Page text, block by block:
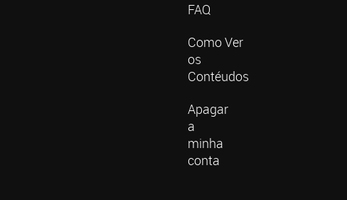
FAQ
Como Ver
os
Contéudos
Apagar
a
minha
conta